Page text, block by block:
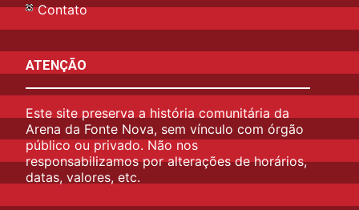
Contato
ATENÇÃO
Este site preserva a história comunitária da
Arena da Fonte Nova, sem vínculo com órgão
público ou privado. Não nos
responsabilizamos por alterações de horários,
datas, valores, etc.